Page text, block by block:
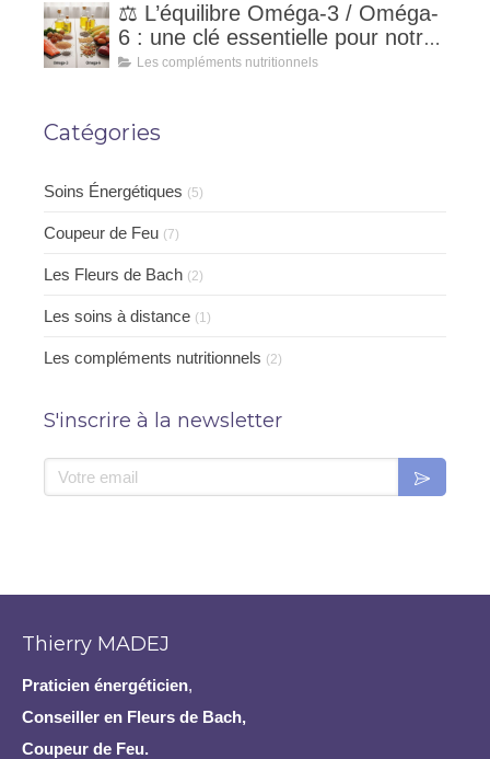
⚖️ L’équilibre Oméga-3 / Oméga-
6 : une clé essentielle pour notre
santé
Les compléments nutritionnels
Catégories
Soins Énergétiques (5)
Coupeur de Feu (7)
Les Fleurs de Bach (2)
Les soins à distance (1)
Les compléments nutritionnels (2)
S'inscrire à la newsletter
Votre email
Thierry MADEJ
Praticien énergéticien,
Conseiller en Fleurs de Bach,
Coupeur de Feu.